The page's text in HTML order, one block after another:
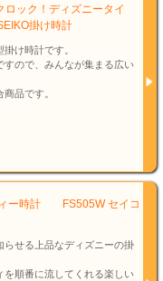
ロック！ディズニータイ
掛け時計
け時計です。
すので、みんなが集まる広い
品です。
ィー時計 FS505W セイコ
らせる上品なディズニーの掛
を順番に流してくれる楽しい